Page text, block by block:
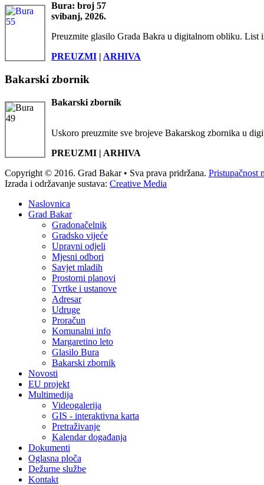
Bura: broj 57
svibanj, 2026.
Preuzmite glasilo Grada Bakra u digitalnom obliku. List
PREUZMI | ARHIVA
Bakarski zbornik
Bakarski zbornik
Uskoro preuzmite sve brojeve Bakarskog zbornika u
PREUZMI | ARHIVA
Copyright © 2016. Grad Bakar • Sva prava pridržana. Pristupačnost
Izrada i održavanje sustava: Creative Media
Naslovnica
Grad Bakar
Gradonačelnik
Gradsko vijeće
Upravni odjeli
Mjesni odbori
Savjet mladih
Prostorni planovi
Tvrtke i ustanove
Adresar
Udruge
Proračun
Komunalni info
Margaretino leto
Glasilo Bura
Bakarski zbornik
Novosti
EU projekt
Multimedija
Videogalerija
GIS - interaktivna karta
Pretraživanje
Kalendar događanja
Dokumenti
Oglasna ploča
Dežurne službe
Kontakt